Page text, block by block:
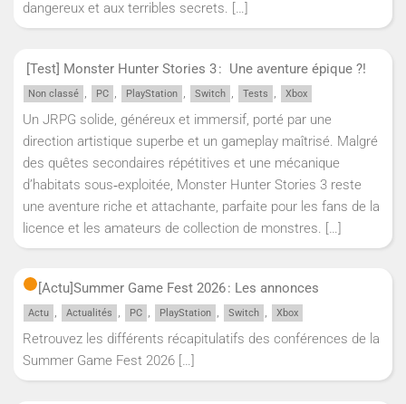
dangereux et aux terribles secrets. […]
[Test] Monster Hunter Stories 3 : Une aventure épique ?!
Non classé , PC , PlayStation , Switch , Tests , Xbox
Un JRPG solide, généreux et immersif, porté par une
direction artistique superbe et un gameplay maîtrisé. Malgré
des quêtes secondaires répétitives et une mécanique
d’habitats sous‑exploitée, Monster Hunter Stories 3 reste
une aventure riche et attachante, parfaite pour les fans de la
licence et les amateurs de collection de monstres. […]
[Actu]Summer Game Fest 2026 : Les annonces
Actu , Actualités , PC , PlayStation , Switch , Xbox
Retrouvez les différents récapitulatifs des conférences de la
Summer Game Fest 2026 […]